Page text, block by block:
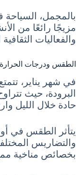
بالمجمل،
مزيجًا رائعًا من
والفعاليات
الطقس ودرجات
في شهر يناير،
البرودة، حيث
حادة خلال الليل
يتأثر الطقس في
والتضاريس
بخصائص مناخية